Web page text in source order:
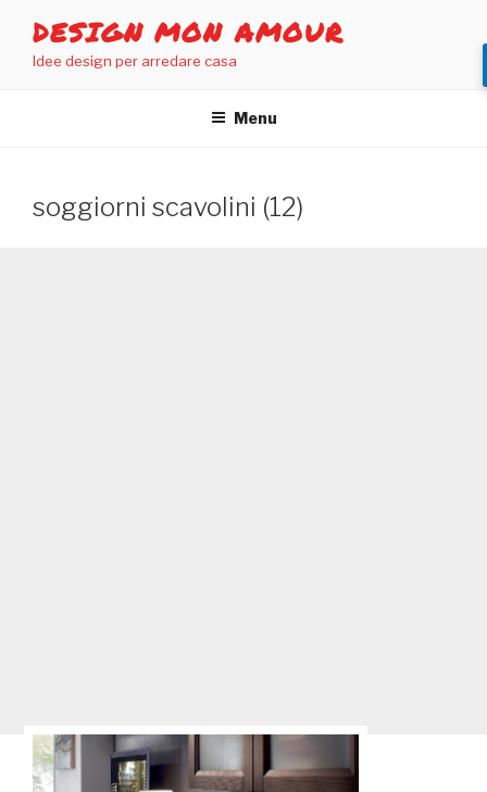
contenuto
DESIGN MON AMOUR
Idee design per arredare casa
Menu
soggiorni scavolini (12)